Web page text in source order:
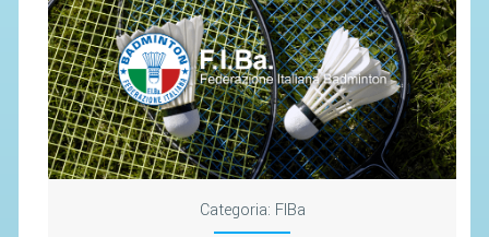
Categoria: FIBa
CARTE FEDERALI
ATTI UFFICIALI
TUTELA DELLA SALUTE -
ANTIDOPING
COMUNICAZIONE E MARKETING
CONTATTI